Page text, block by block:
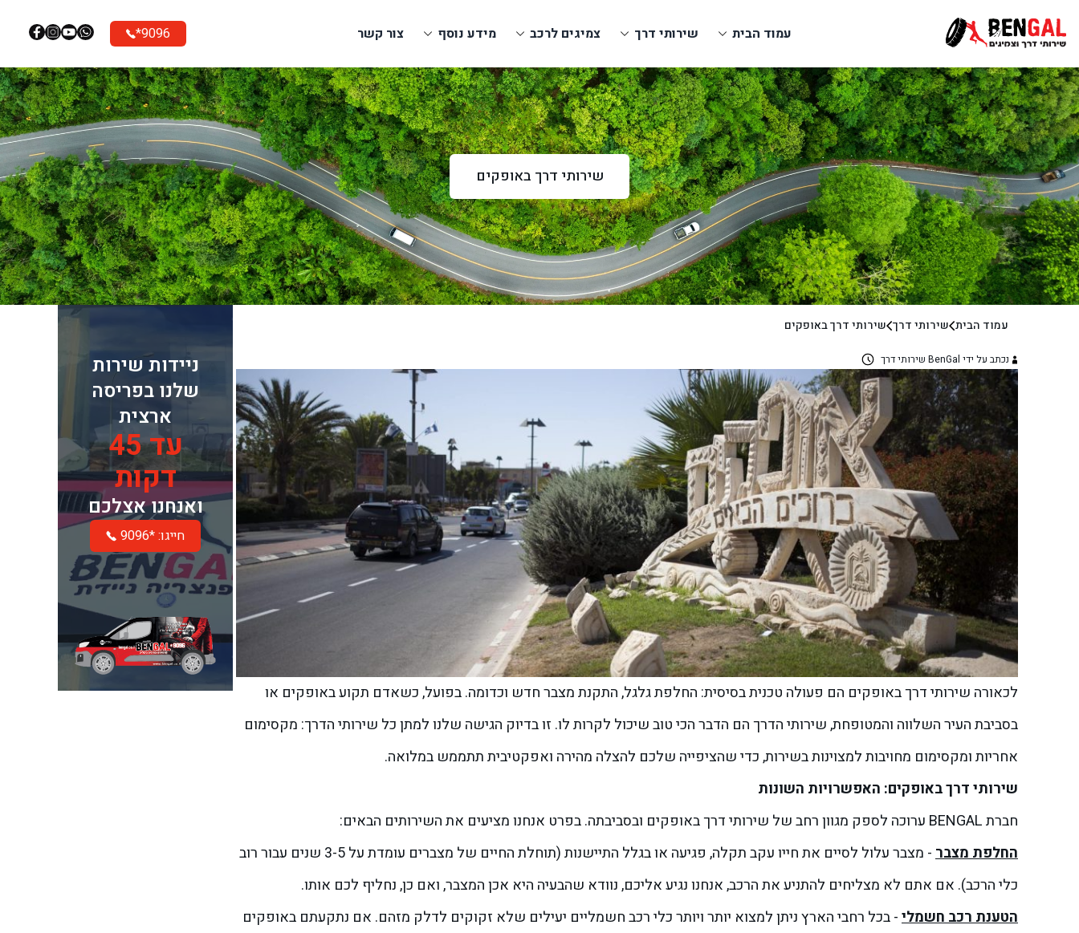
9096* צור קשר מידע נוסף צמיגים לרכב שירותי דרך עמוד הבית
שירותי דרך באופקים
עמוד הבית שירותי דרך שירותי דרך באופקים
נכתב על ידי BenGal שירותי דרך
לכאורה שירותי דרך באופקים הם פעולה טכנית בסיסית: החלפת גלגל, התקנת מצבר חדש וכדומה. בפועל, כשאדם תקוע באופקים או
בסביבת העיר השלווה והמטופחת, שירותי הדרך הם הדבר הכי טוב שיכול לקרות לו. זו בדיוק הגישה שלנו למתן כל שירותי הדרך: מקסימום
אחריות ומקסימום מחויבות למצוינות בשירות, כדי שהציפייה שלכם להצלה מהירה ואפקטיבית תתממש במלואה.
שירותי דרך באופקים: האפשרויות השונות
חברת BENGAL ערוכה לספק מגוון רחב של שירותי דרך באופקים ובסביבתה. בפרט אנחנו מציעים את השירותים הבאים:
החלפת מצבר
- מצבר עלול לסיים את חייו עקב תקלה, פגיעה או בגלל התיישנות (תוחלת החיים של מצברים עומדת על 3-5 שנים עבור רוב
כלי הרכב). אם אתם לא מצליחים להתניע את הרכב, אנחנו נגיע אליכם, נוודא שהבעיה היא אכן המצבר, ואם כן, נחליף לכם אותו.
הטענת רכב חשמלי- בכל רחבי הארץ ניתן למצוא יותר ויותר כלי רכב חשמליים יעילים שלא זקוקים לדלק מזהם. אם נתקעתם באופקים
ניידות שירות
שלנו בפריסה
ארצית
עד 45
דקות
ואנחנו אצלכם
חייגו: *9096